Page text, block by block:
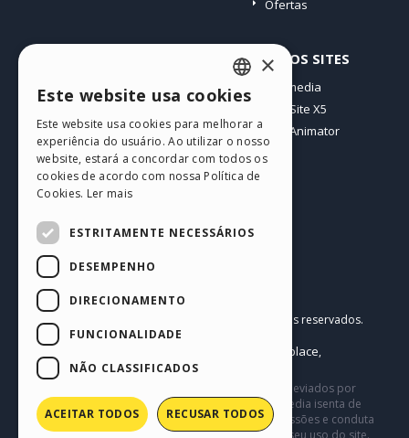
Ofertas
Meus posts
Download
Hospedagem Web
Meus Créditos
OUTROS SITES
Incomedia
WebSite X5
WebAnimator
Português BR
Copyright © 2026
Todos os direitos reservados.
P.IVA IT07514640015
Help Center / Marketplace,
Templates,Objects|Política de Privacidade
Este site contém conteúdo comentários e opiniões eviados por
usuários, e é apenas para fins informativos. Incomedia isenta de
toda e qualquer responsabilidade pelos atos, omissões e conduta
de terceiros em conexão com ou relacionadas ao seu uso do site.
ENGLISH
ITALIAN
GERMAN
PORTUGUESE
×
Este website usa cookies
Este website usa cookies para melhorar a
experiência do usuário. Ao utilizar o nosso
website, estará a concordar com todos os
cookies de acordo com nossa Política de
Cookies. Ler mais
ESTRITAMENTE NECESSÁRIOS
DESEMPENHO
DIRECIONAMENTO
FUNCIONALIDADE
NÃO CLASSIFICADOS
ACEITAR TODOS RECUSAR TODOS